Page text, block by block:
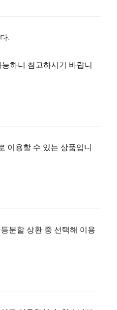
.
하니 참고하시기 바랍니
이용할 수 있는 상품입니
분할 상환 중 선택해 이용